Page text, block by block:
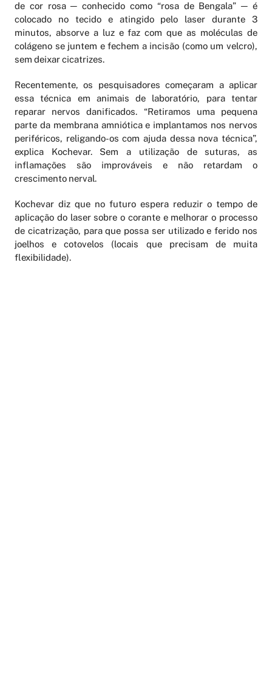
de cor rosa ─ conhecido como “rosa de Bengala” ─ é
colocado no tecido e atingido pelo laser durante 3
minutos, absorve a luz e faz com que as moléculas de
colágeno se juntem e fechem a incisão (como um velcro),
sem deixar cicatrizes.
Recentemente, os pesquisadores começaram a aplicar
essa técnica em animais de laboratório, para tentar
reparar nervos danificados. “Retiramos uma pequena
parte da membrana amniótica e implantamos nos nervos
periféricos, religando-os com ajuda dessa nova técnica”,
explica Kochevar. Sem a utilização de suturas, as
inflamações são improváveis e não retardam o
crescimento nerval.
Kochevar diz que no futuro espera reduzir o tempo de
aplicação do laser sobre o corante e melhorar o processo
de cicatrização, para que possa ser utilizado e ferido nos
joelhos e cotovelos (locais que precisam de muita
flexibilidade).